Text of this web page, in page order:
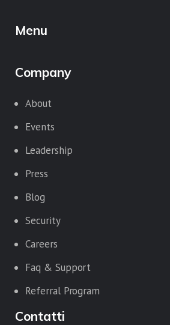
Menu
Company
About
Events
Leadership
Press
Blog
Security
Careers
Faq & Support
Referral Program
Contatti